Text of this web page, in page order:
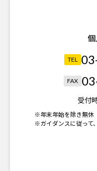
TEL
FAX
受付
※年末年始を除き無休
※ガイダンスに従って